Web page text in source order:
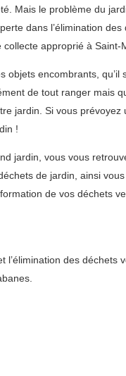
Mais le problème du
dans l’élimination
approprié à Saint-
encombrants, qu’il
de tout ranger mais
jardin. Si vous
!
jardin, vous vous
de jardin, ainsi
de vos déchets
des déchets